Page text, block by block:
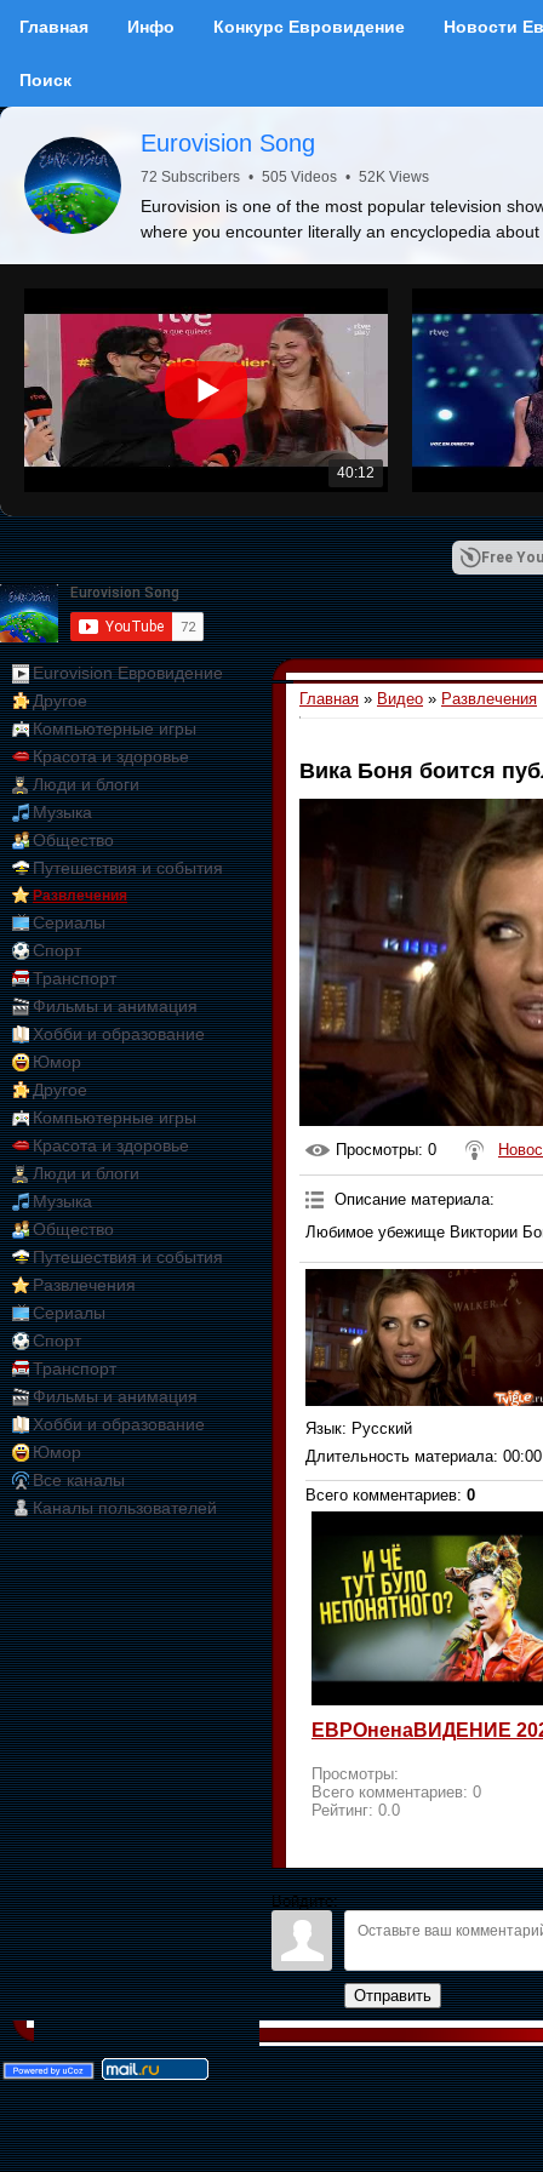
Главная Инфо Конкурс Евровидение Новости
Поиск
Eurovision Song
72 Subscribers • 505 Videos • 52K Views
Eurovision is one of the most popular television
where you encounter literally an encyclopedia
40:12
Free
Eurovision Евровидение
Другое
Компьютерные игры
Красота и здоровье
Люди и блоги
Музыка
Общество
Путешествия и события
Развлечения
Сериалы
Спорт
Транспорт
Фильмы и анимация
Хобби и образование
Юмор
Другое
Компьютерные игры
Красота и здоровье
Люди и блоги
Музыка
Общество
Путешествия и события
Развлечения
Сериалы
Спорт
Транспорт
Фильмы и анимация
Хобби и образование
Юмор
Все каналы
Каналы пользователей
Главная » Видео » Развлечения
Вика Боня боится
Просмотры: 0
Описание материала:
Любимое убежище Виктории
Язык: Русский
Длительность материала:
Всего комментариев: 0
ЕВРОненаВИДЕНИЕ
Просмотры:
Всего комментариев: 0
Рейтинг: 0.0
Войдите:
Отправить